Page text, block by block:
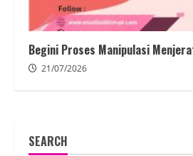
Begini Proses Manipulasi
21/07/2026
SEARCH